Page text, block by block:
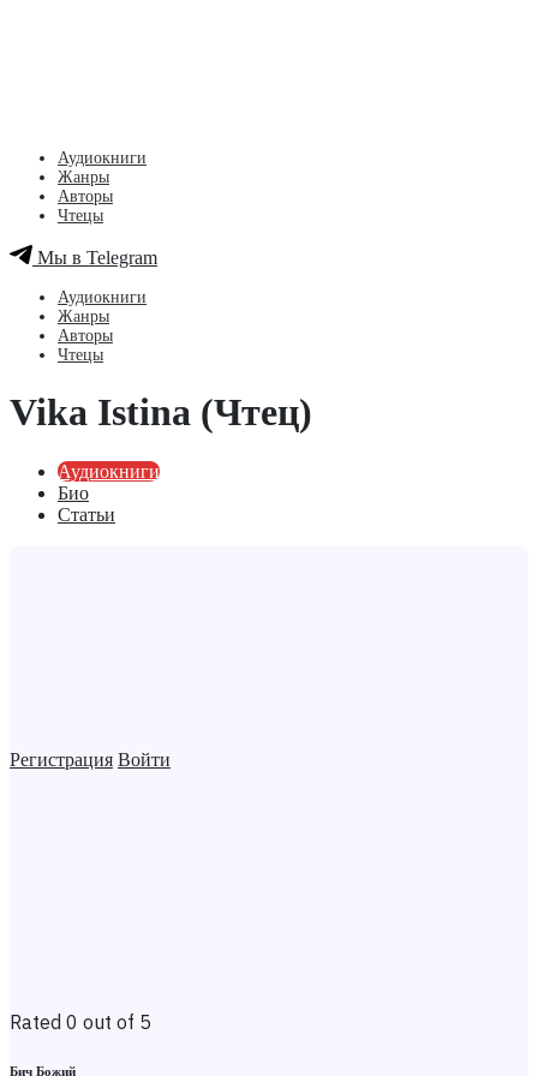
Регистрация Войти
Аудиокниги
Жанры
Авторы
Чтецы
Мы в Telegram
Аудиокниги
Жанры
Авторы
Чтецы
Vika Istina (Чтец)
Аудиокниги
Био
Статьи
Rated 0 out of 5
Бич Божий